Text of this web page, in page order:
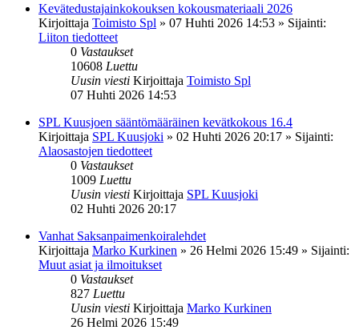
Kevätedustajainkokouksen kokousmateriaali 2026
Kirjoittaja Toimisto Spl » 07 Huhti 2026 14:53 » Sijainti:
Liiton tiedotteet
0 Vastaukset
10608 Luettu
Uusin viesti Kirjoittaja Toimisto Spl
07 Huhti 2026 14:53
SPL Kuusjoen sääntömääräinen kevätkokous 16.4
Kirjoittaja SPL Kuusjoki » 02 Huhti 2026 20:17 » Sijainti:
Alaosastojen tiedotteet
0 Vastaukset
1009 Luettu
Uusin viesti Kirjoittaja SPL Kuusjoki
02 Huhti 2026 20:17
Vanhat Saksanpaimenkoiralehdet
Kirjoittaja Marko Kurkinen » 26 Helmi 2026 15:49 » Sijainti:
Muut asiat ja ilmoitukset
0 Vastaukset
827 Luettu
Uusin viesti Kirjoittaja Marko Kurkinen
26 Helmi 2026 15:49